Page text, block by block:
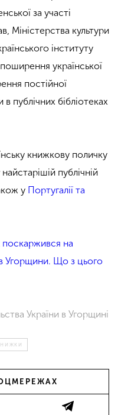
за участі
Міністерства культури
інституту
української
постійної
публічних бібліотеках
книжкову поличку
найстарішій публічній
у Португалії та
на
Угорщини. Що з цього
України в Угорщині